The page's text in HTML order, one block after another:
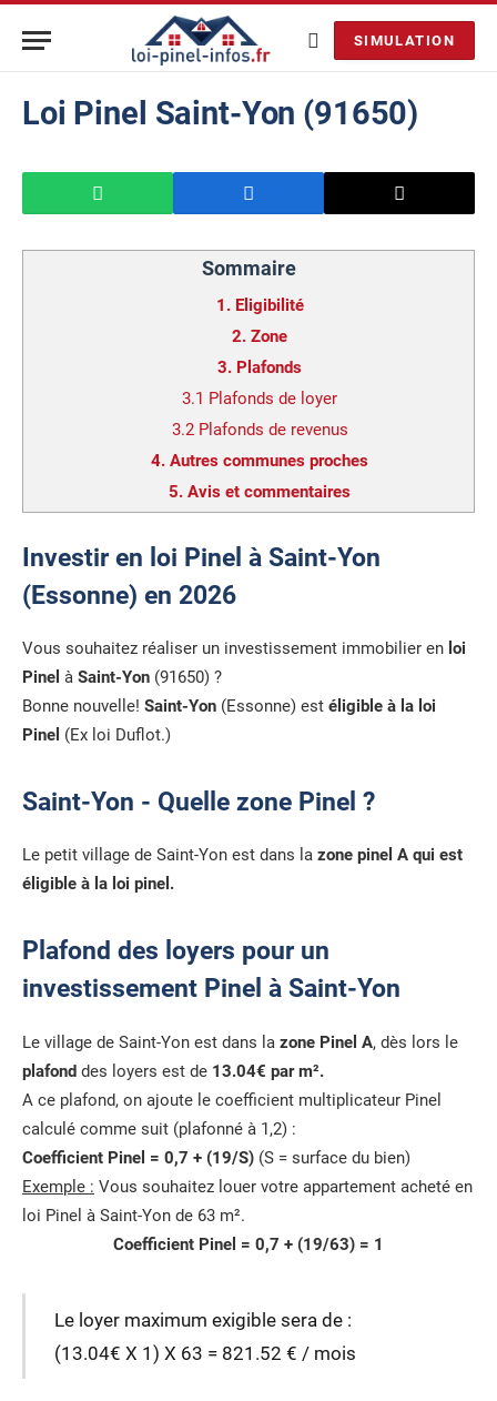
SIMULATION
Loi Pinel Saint-Yon (91650)
Sommaire
1. Eligibilité
2. Zone
3. Plafonds
3.1 Plafonds de loyer
3.2 Plafonds de revenus
4. Autres communes proches
5. Avis et commentaires
Investir en loi Pinel à Saint-Yon
(Essonne) en 2026
Vous souhaitez réaliser un investissement immobilier en loi
Pinel à Saint-Yon (91650) ?
Bonne nouvelle! Saint-Yon (Essonne) est éligible à la loi
Pinel (Ex loi Duflot.)
Saint-Yon - Quelle zone Pinel ?
Le petit village de Saint-Yon est dans la zone pinel A qui est
éligible à la loi pinel.
Plafond des loyers pour un
investissement Pinel à Saint-Yon
Le village de Saint-Yon est dans la zone Pinel A, dès lors le
plafond des loyers est de 13.04€ par m².
A ce plafond, on ajoute le coefficient multiplicateur Pinel
calculé comme suit (plafonné à 1,2) :
Coefficient Pinel = 0,7 + (19/S) (S = surface du bien)
Exemple : Vous souhaitez louer votre appartement acheté en
loi Pinel à Saint-Yon de 63 m².
Coefficient Pinel = 0,7 + (19/63) = 1
Le loyer maximum exigible sera de :
(13.04€ X 1) X 63 = 821.52 € / mois